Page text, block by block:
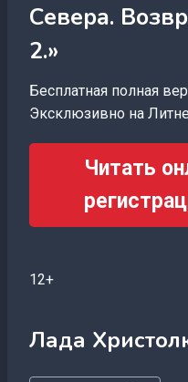
Севера.
2.»
Бесплатная полная
Эксклюзивно на
Читать
12+
Лада